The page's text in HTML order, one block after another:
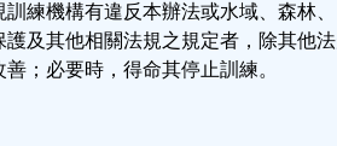
練機構有違反本辦法或水域、森林
護及其他相關法規之規定者，除其他
；必要時，得命其停止訓練。